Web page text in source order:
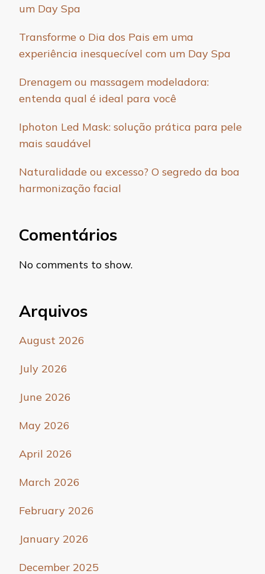
um Day Spa
Transforme o Dia dos Pais em uma
experiência inesquecível com um Day Spa
Drenagem ou massagem modeladora:
entenda qual é ideal para você
Iphoton Led Mask: solução prática para pele
mais saudável
Naturalidade ou excesso? O segredo da boa
harmonização facial
Comentários
No comments to show.
Arquivos
August 2026
July 2026
June 2026
May 2026
April 2026
March 2026
February 2026
January 2026
December 2025